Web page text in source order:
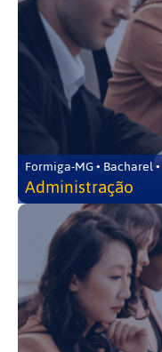
Formiga-MG • Bacharel
Administração